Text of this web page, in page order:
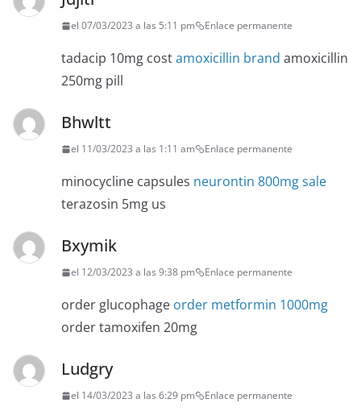
el 07/03/2023 a las 5:11 pm Enlace permanente
tadacip 10mg costamoxicillin brand amoxicillin
250mg pill
Bhwltt
el 11/03/2023 a las 1:11 am Enlace permanente
minocycline capsules neurontin 800mg sale
terazosin 5mg us
Bxymik
el 12/03/2023 a las 9:38 pm Enlace permanente
order glucophage order metformin 1000mg
order tamoxifen 20mg
Ludgry
el 14/03/2023 a las 6:29 pm Enlace permanente